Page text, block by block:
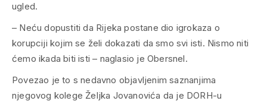
ugled.
– Neću dopustiti da Rijeka postane dio igrokaza o
korupciji kojim se želi dokazati da smo svi isti. Nismo niti
ćemo ikada biti isti – naglasio je Obersnel.
Povezao je to s nedavno objavljenim saznanjima
njegovog kolege Željka Jovanovića da je DORH-u